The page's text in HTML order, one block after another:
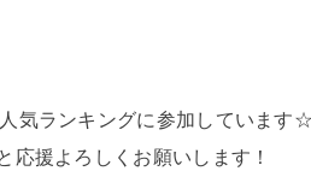
気ランキングに参加しています
応援よろしくお願いします！